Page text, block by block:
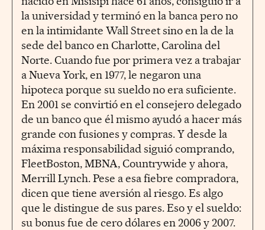
la universidad y terminó en la banca pero no
en la intimidante Wall Street sino en la de la
sede del banco en Charlotte, Carolina del
Norte. Cuando fue por primera vez a trabajar
a Nueva York, en 1977, le negaron una
hipoteca porque su sueldo no era suficiente.
En 2001 se convirtió en el consejero delegado
de un banco que él mismo ayudó a hacer más
grande con fusiones y compras. Y desde la
máxima responsabilidad siguió comprando,
FleetBoston, MBNA, Countrywide y ahora,
Merrill Lynch. Pese a esa fiebre compradora,
dicen que tiene aversión al riesgo. Es algo
que le distingue de sus pares. Eso y el sueldo:
su bonus fue de cero dólares en 2006 y 2007.